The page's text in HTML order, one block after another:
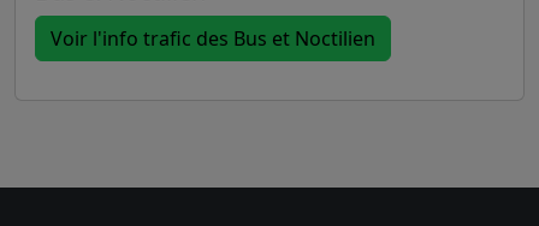
Voir l'info trafic des Bus et Noctilien